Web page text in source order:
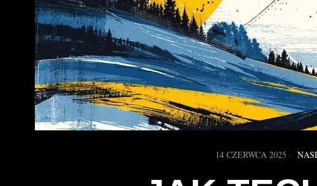
14 CZERWCA 2025